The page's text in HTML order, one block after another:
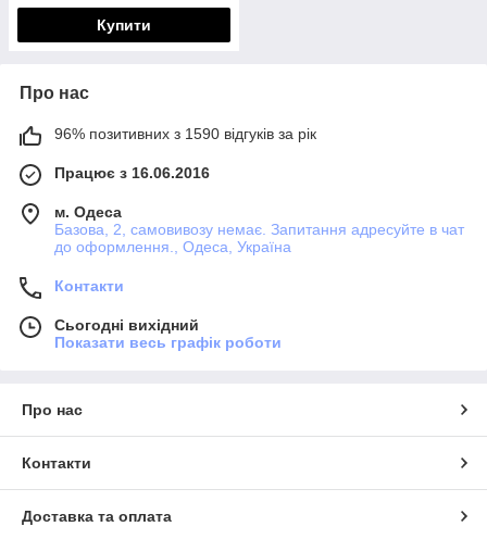
Купити
Про нас
96% позитивних з 1590 відгуків за рік
Працює з 16.06.2016
м. Одеса
Базова, 2, самовивозу немає. Запитання адресуйте в чат
до оформлення., Одеса, Україна
Контакти
Сьогодні вихідний
Показати весь графік роботи
Про нас
Контакти
Доставка та оплата